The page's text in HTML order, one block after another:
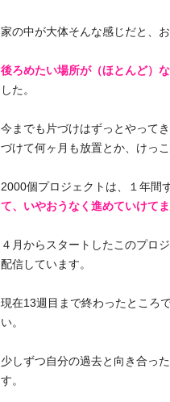
家の中が大体そんな感じだと、
後ろめたい場所が（ほとんど）
した。
今までも片づけはずっとやって
づけて何ヶ月も放置とか、けっこ
2000個プロジェクトは、１年間
て、いやおうなく進めていけてま
４月からスタートしたこのプロ
配信しています。
現在13週目まで終わったところ
い。
少しずつ自分の過去と向き合っ
す。